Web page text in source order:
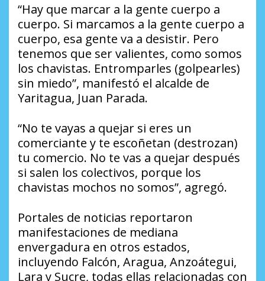
“Hay que marcar a la gente cuerpo a
cuerpo. Si marcamos a la gente cuerpo a
cuerpo, esa gente va a desistir. Pero
tenemos que ser valientes, como somos
los chavistas. Entromparles (golpearles)
sin miedo”, manifestó el alcalde de
Yaritagua, Juan Parada.
“No te vayas a quejar si eres un
comerciante y te escoñetan (destrozan)
tu comercio. No te vas a quejar después
si salen los colectivos, porque los
chavistas mochos no somos”, agregó.
Portales de noticias reportaron
manifestaciones de mediana
envergadura en otros estados,
incluyendo Falcón, Aragua, Anzoátegui,
Lara y Sucre, todas ellas relacionadas con